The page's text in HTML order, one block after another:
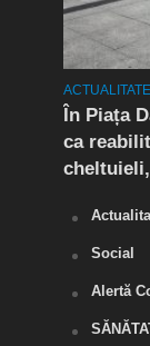
ACTUALITATE
În Piața
ca
Social
Alertă